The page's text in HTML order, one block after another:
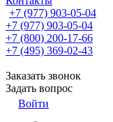
+7 (977) 903-05-04
+7 (977) 903-05-04
+7 (800) 200-17-66
+7 (495) 369-02-43
Заказать звонок
Задать вопрос
Войти